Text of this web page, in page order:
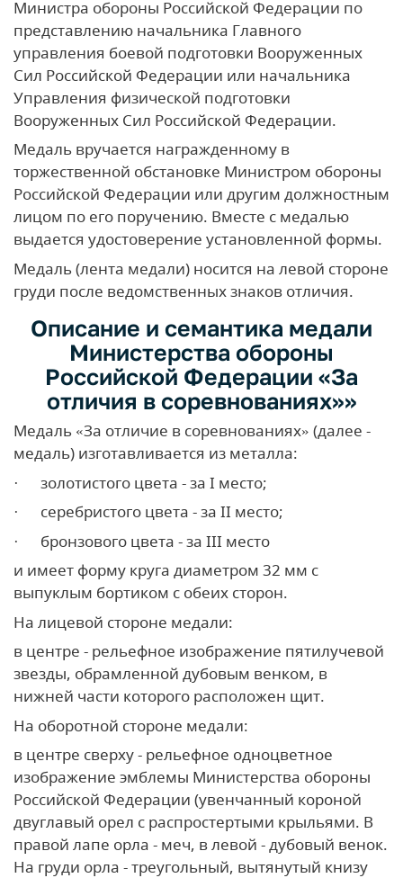
Министра обороны Российской Федерации по
представлению начальника Главного
управления боевой подготовки Вооруженных
Сил Российской Федерации или начальника
Управления физической подготовки
Вооруженных Сил Российской Федерации.
Медаль вручается награжденному в
торжественной обстановке Министром обороны
Российской Федерации или другим должностным
лицом по его поручению. Вместе с медалью
выдается удостоверение установленной формы.
Медаль (лента медали) носится на левой стороне
груди после ведомственных знаков отличия.
Описание и семантика медали
Министерства обороны
Российской Федерации «За
отличия в соревнованиях»»
Медаль «За отличие в соревнованиях» (далее -
медаль) изготавливается из металла:
· золотистого цвета - за I место;
· серебристого цвета - за II место;
· бронзового цвета - за III место
и имеет форму круга диаметром 32 мм с
выпуклым бортиком с обеих сторон.
На лицевой стороне медали:
в центре - рельефное изображение пятилучевой
звезды, обрамленной дубовым венком, в
нижней части которого расположен щит.
На оборотной стороне медали:
в центре сверху - рельефное одноцветное
изображение эмблемы Министерства обороны
Российской Федерации (увенчанный короной
двуглавый орел с распростертыми крыльями. В
правой лапе орла - меч, в левой - дубовый венок.
На груди орла - треугольный, вытянутый книзу